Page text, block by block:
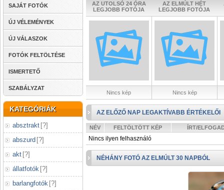
SAJÁT FOTÓK
ÚJ VÉLEMÉNYEK
ÚJ VÁLASZOK
FOTÓK FELTÖLTÉSE
ISMERTETŐ
SZABÁLYZAT
KATEGÓRIÁK
absztrakt [?]
abszurd [?]
akt [?]
állatfotók [?]
barlangfotók [?]
AZ UTOLSÓ 24 ÓRA
LEGJOBB FOTÓJA
AZ ELMÚLT HÉT
LEGJOBB FOTÓJA
Nincs kép Nincs kép
AZ ELŐZŐ NAP LEGAKTÍVABB ÉRTÉKELŐI
NÉV FELTÖLTÖTT KÉP ÍRT/
Nincs ilyen felhasználó
NÉHÁNY FOTÓ AZ ELMÚLT 30 NAPBÓL